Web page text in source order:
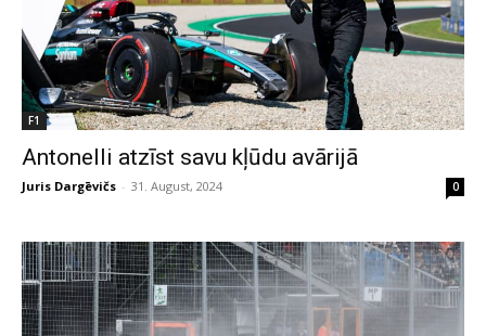
F1
Antonelli atzīst savu kļūdu avārijā
Juris Dargēvičs - 31. August, 2024 0